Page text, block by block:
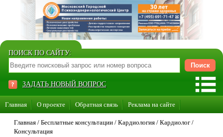
ПОИСК ПО САЙТУ:
ЗАДАТЬ НОВЫЙ ВОПРОС
Главная О проекте Обратная связь Реклама на сайте
Стать консультантом нашего сайта
Главная / Бесплатные консультации / Кардиология / Кардиолог /
Консультация